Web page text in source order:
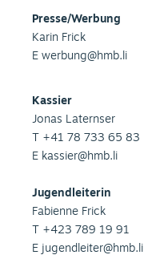
Presse/Werbung
Karin Frick
E werbung@hmb.li
Kassier
Jonas Laternser
T +41 78 733 65 83
E kassier@hmb.li
Jugendleiterin
Fabienne Frick
T +423 789 19 91
E jugendleiter@hmb.li